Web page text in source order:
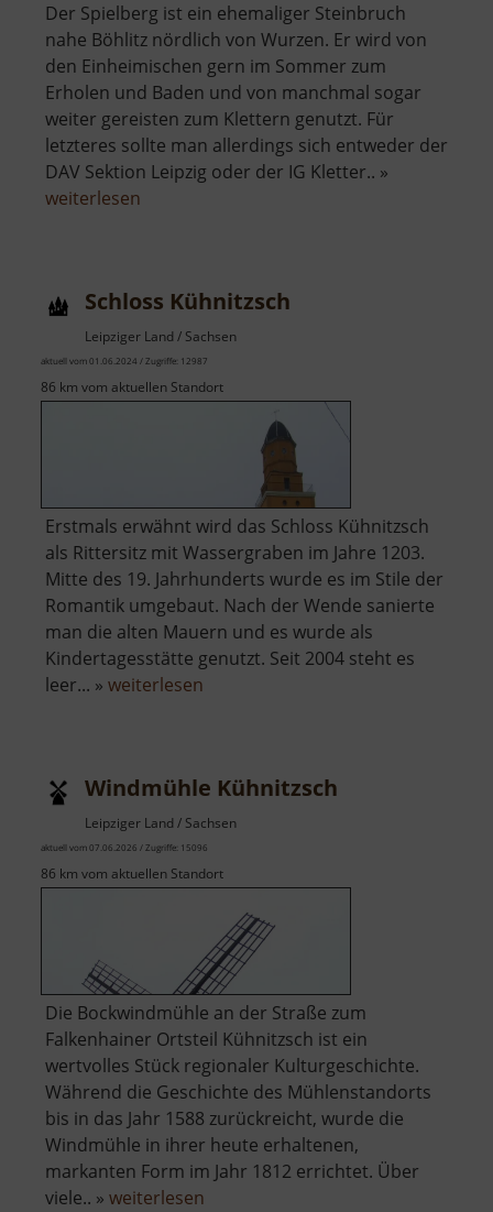
Der Spielberg ist ein ehemaliger Steinbruch
nahe Böhlitz nördlich von Wurzen. Er wird von
den Einheimischen gern im Sommer zum
Erholen und Baden und von manchmal sogar
weiter gereisten zum Klettern genutzt. Für
letzteres sollte man allerdings sich entweder der
DAV Sektion Leipzig oder der IG Kletter.. »
weiterlesen
Schloss Kühnitzsch
Leipziger Land / Sachsen
aktuell vom 01.06.2024 / Zugriffe: 12987
86 km vom aktuellen Standort
Erstmals erwähnt wird das Schloss Kühnitzsch
als Rittersitz mit Wassergraben im Jahre 1203.
Mitte des 19. Jahrhunderts wurde es im Stile der
Romantik umgebaut. Nach der Wende sanierte
man die alten Mauern und es wurde als
Kindertagesstätte genutzt. Seit 2004 steht es
leer... » weiterlesen
Windmühle Kühnitzsch
Leipziger Land / Sachsen
aktuell vom 07.06.2026 / Zugriffe: 15096
86 km vom aktuellen Standort
Die Bockwindmühle an der Straße zum
Falkenhainer Ortsteil Kühnitzsch ist ein
wertvolles Stück regionaler Kulturgeschichte.
Während die Geschichte des Mühlenstandorts
bis in das Jahr 1588 zurückreicht, wurde die
Windmühle in ihrer heute erhaltenen,
markanten Form im Jahr 1812 errichtet. Über
viele.. » weiterlesen